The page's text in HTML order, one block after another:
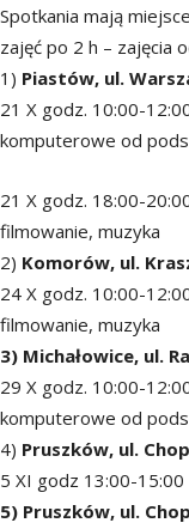
Spotkania mają
zajęć po 2 h – zajęcia
1) Piastów, ul.
21 X godz. 10:00-
komputerowe od
21 X godz. 18:00-
filmowanie, muzyka
2) Komorów, ul.
24 X godz. 10:00-
filmowanie, muzyka
3) Michałowice, ul.
29 X godz. 10:00-
komputerowe od
4) Pruszków, ul.
5 XI godz 13:00-15:00
5) Pruszków, ul.